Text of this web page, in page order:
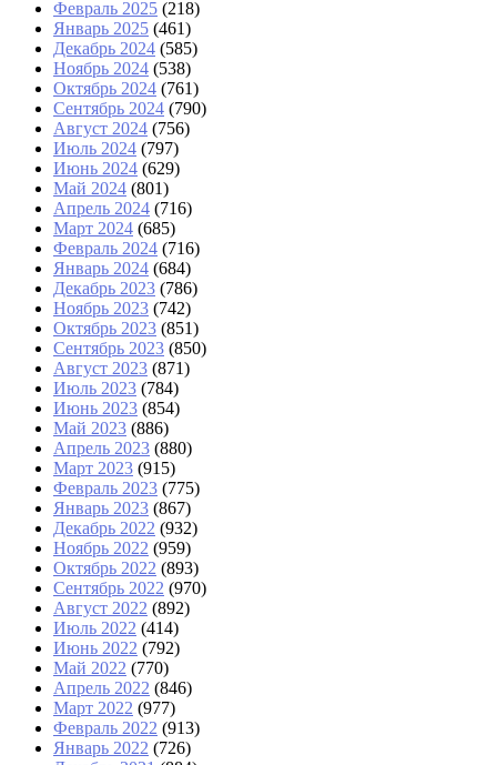
Февраль 2025 (218)
Январь 2025 (461)
Декабрь 2024 (585)
Ноябрь 2024 (538)
Октябрь 2024 (761)
Сентябрь 2024 (790)
Август 2024 (756)
Июль 2024 (797)
Июнь 2024 (629)
Май 2024 (801)
Апрель 2024 (716)
Март 2024 (685)
Февраль 2024 (716)
Январь 2024 (684)
Декабрь 2023 (786)
Ноябрь 2023 (742)
Октябрь 2023 (851)
Сентябрь 2023 (850)
Август 2023 (871)
Июль 2023 (784)
Июнь 2023 (854)
Май 2023 (886)
Апрель 2023 (880)
Март 2023 (915)
Февраль 2023 (775)
Январь 2023 (867)
Декабрь 2022 (932)
Ноябрь 2022 (959)
Октябрь 2022 (893)
Сентябрь 2022 (970)
Август 2022 (892)
Июль 2022 (414)
Июнь 2022 (792)
Май 2022 (770)
Апрель 2022 (846)
Март 2022 (977)
Февраль 2022 (913)
Январь 2022 (726)